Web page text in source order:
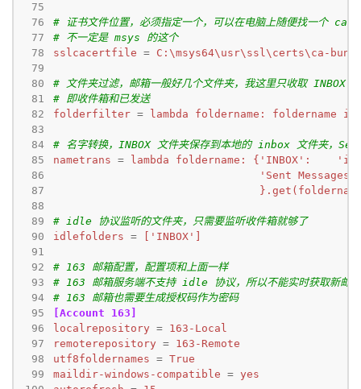
75
76
77
78
79
80
81
82
83
84
85
86
87
88
89
90
91
92
93
94
95
96
97
98
99
# 证书文件位置，必须指定一个，可以在电脑上随便找一个
# 不一定是 msys 的这个
sslcacertfile = C:\msys64\usr\ssl\certs\ca-
# 文件夹过滤，邮箱一般好几个文件夹，我这里只收取
# 即收件箱和已发送
folderfilter = lambda foldername: foldername
# 名字转换，INBOX 文件夹保存到本地的 inbox 文件夹，
nametrans =
# idle 协议监听的文件夹，只需要监听收件箱就够了
idlefolders = ['INBOX']
# 163 邮箱配置，配置项和上面一样
# 163 邮箱服务端不支持 idle 协议，所以不能实时获取新邮件
# 163 邮箱也需要生成授权码作为密码
[Account 163]
localrepository =
163-Local
remoterepository =
163-Remote
utf8foldernames = True
maildir-windows-compatible = yes